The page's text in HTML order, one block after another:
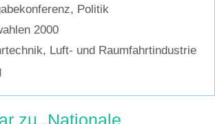
, Politik
2000
Luft- und Raumfahrtindustrie
zu „Nationale